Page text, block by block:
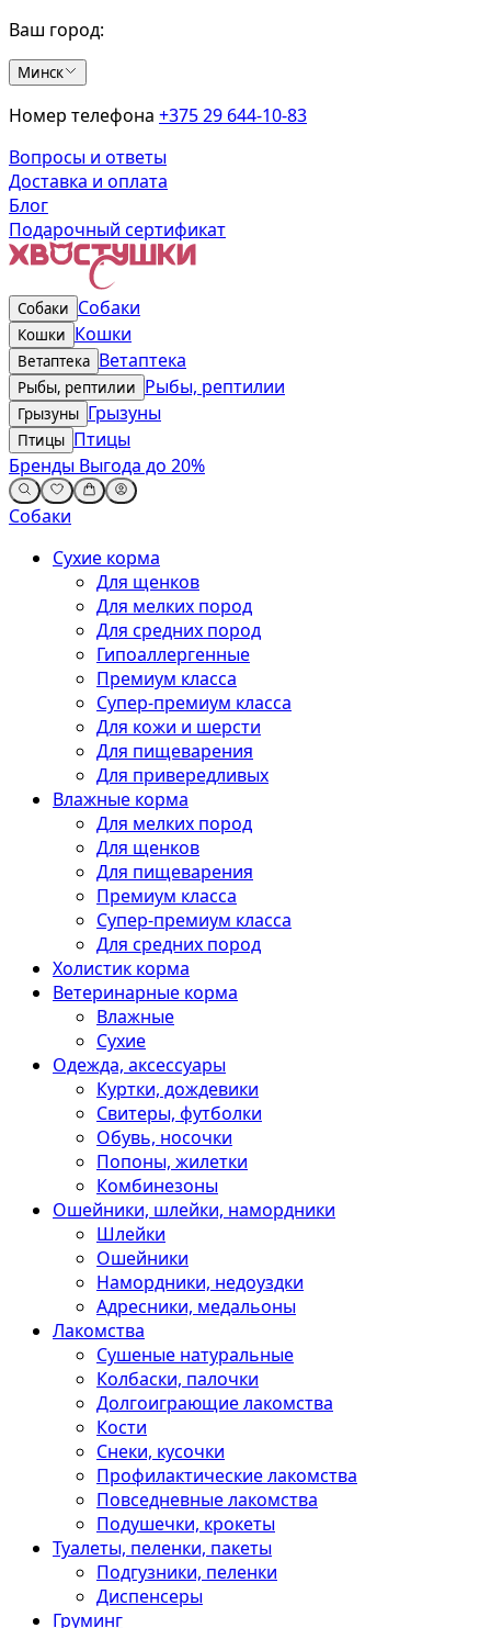
Ваш город:
Минск
Номер телефона +375 29 644-10-83
Вопросы и ответы
Доставка и оплата
Блог
Подарочный сертификат
Собаки Собаки
Кошки Кошки
Ветаптека Ветаптека
Рыбы, рептилии Рыбы, рептилии
Грызуны Грызуны
Птицы Птицы
Бренды Выгода до 20%
Собаки
Сухие корма
Для щенков
Для мелких пород
Для средних пород
Гипоаллергенные
Премиум класса
Супер-премиум класса
Для кожи и шерсти
Для пищеварения
Для привередливых
Влажные корма
Для мелких пород
Для щенков
Для пищеварения
Премиум класса
Супер-премиум класса
Для средних пород
Холистик корма
Ветеринарные корма
Влажные
Сухие
Одежда, аксессуары
Куртки, дождевики
Свитеры, футболки
Обувь, носочки
Попоны, жилетки
Комбинезоны
Ошейники, шлейки, намордники
Шлейки
Ошейники
Намордники, недоуздки
Адресники, медальоны
Лакомства
Сушеные натуральные
Колбаски, палочки
Долгоиграющие лакомства
Кости
Снеки, кусочки
Профилактические лакомства
Повседневные лакомства
Подушечки, крокеты
Туалеты, пеленки, пакеты
Подгузники, пеленки
Диспенсеры
Груминг